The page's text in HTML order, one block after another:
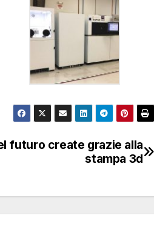
futuro create grazie alla
stampa 3d